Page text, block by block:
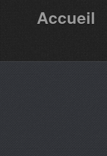
Accueil
Partenaires